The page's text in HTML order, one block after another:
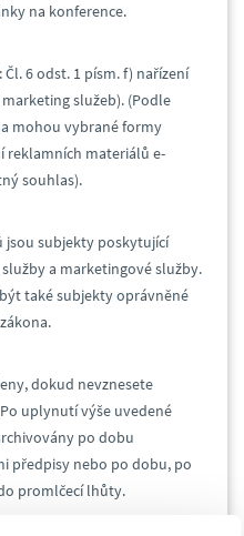
na konference.
: Čl. 6 odst. 1 písm. f) nařízení
služeb). (Podle
mohou vybrané formy
reklamních materiálů e-
souhlas).
jsou subjekty poskytující
a marketingové služby.
také subjekty oprávněné
dokud nevznesete
uplynutí výše uvedené
po dobu
předpisy nebo po dobu, po
promlčecí lhůty.